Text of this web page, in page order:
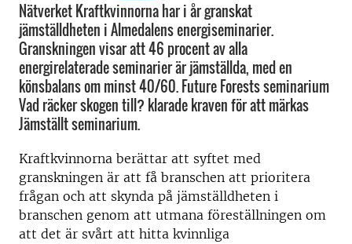
Nätverket Kraftkvinnorna har i år granskat
jämställdheten i Almedalens energiseminarier.
Granskningen visar att 46 procent av alla
energirelaterade seminarier är jämställda, med en
könsbalans om minst 40/60. Future Forests seminarium
Vad räcker skogen till? klarade kraven för att märkas
Jämställt seminarium.
Kraftkvinnorna berättar att syftet med
granskningen är att få branschen att prioritera
frågan och att skynda på jämställdheten i
branschen genom att utmana föreställningen om
att det är svårt att hitta kvinnliga